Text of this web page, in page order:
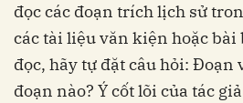
đọc các đoạn trích lịch sử
các tài liệu văn kiện hoặc bài
đọc, hãy tự đặt câu hỏi: Đoạn
đoạn nào? Ý cốt lõi của tác